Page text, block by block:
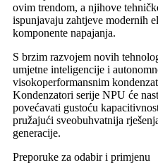
ovim trendom, a njihove
ispunjavaju zahtjeve modernih
komponente napajanja.
S brzim razvojem novih
umjetne inteligencije i
visokoperformansnim
Kondenzatori serije NPU će
povećavati gustoću
pružajući sveobuhvatnija
generacije.
Preporuke za odabir i primjenu